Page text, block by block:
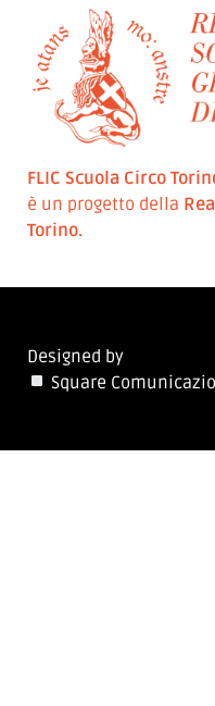
FLIC Scuola Circo
è un progetto della
Torino.
Designed by
Square